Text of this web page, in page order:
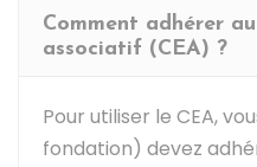
Comment adhérer
associatif (CEA) ?
Pour utiliser le CEA,
fondation) devez